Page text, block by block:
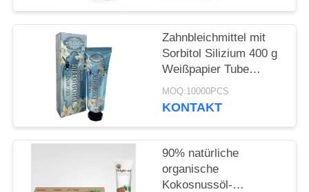
Zahnbleichmittel mit
Sorbitol Silizium 400 g
Weißpapier Tube
Karton
MOQ:10000PCS
KONTAKT
90% natürliche
organische
Kokosnussöl-